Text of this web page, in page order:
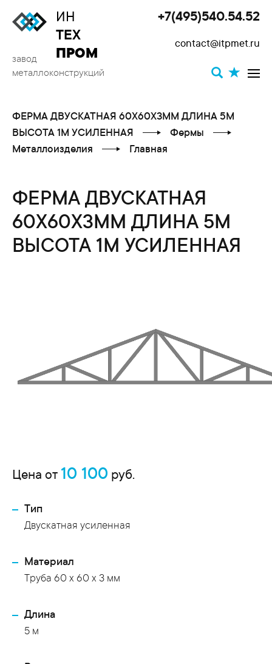
ИН
ТЕХ
ПРОМ
завод
металлоконструкций
+7(495)540.54.52
contact@itpmet.ru
ФЕРМА ДВУСКАТНАЯ 60X60X3ММ ДЛИНА 5М
ВЫСОТА 1М УСИЛЕННАЯ
Фермы
Металлоизделия
Главная
ФЕРМА ДВУСКАТНАЯ
60X60X3ММ ДЛИНА 5М
ВЫСОТА 1М УСИЛЕННАЯ
Цена от 10 100 руб.
Тип
Двускатная усиленная
Материал
Труба 60 x 60 x 3 мм
Длина
5 м